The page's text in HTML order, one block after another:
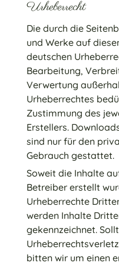
Urheberrecht
Die durch die
und Werke auf
deutschen
Bearbeitung,
Verwertung
Urheberrechtes
Zustimmung des
Erstellers.
sind nur für den
Gebrauch gestattet.
Soweit die Inhalte
Betreiber erstellt
Urheberrechte
werden Inhalte
gekennzeichnet.
bitten wir um einen